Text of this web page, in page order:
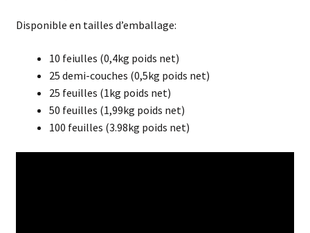
Disponible en tailles d’emballage:
10 feiulles (0,4kg poids net)
25 demi-couches (0,5kg poids net)
25 feuilles (1kg poids net)
50 feuilles (1,99kg poids net)
100 feuilles (3.98kg poids net)